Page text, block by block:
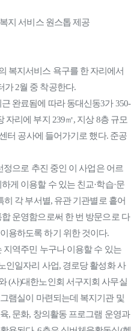
지 서비스 원스톱 제공
복지서비스 욕구를 한 자리에서
가 2월 중 착공한다.
완료됨에 따라 동대신동3가 350-
자리에 부지 239㎡, 지상 8층 규모
터 공사에 들어가기로 했다. 준공
으로 추진 중인 이 사업은 어르
게 이용할 수 있는 친교·학습·문
히 각 부서별, 유관 기관별로 흩어
운영함으로써 한 번 방문으로 다
용하도록 하기 위한 것이다.
지역주민 누구나 이용할 수 있는
인일자리 사업, 경로당 활성화 사
(사)대한노인회 서구지회 사무실
램실이 마련되는데 복지기관 및
, 문화, 창의활동 프로그램 운영과